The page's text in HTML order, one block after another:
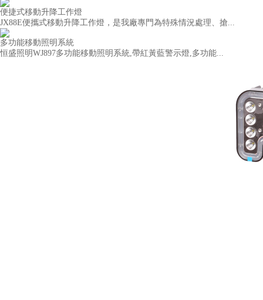
便捷式移動升降工作燈
JX88E便攜式移動升降工作燈，是我廠專門為特殊情況處理、搶...
多功能移動照明系統
恒盛照明WJ897多功能移動照明系統,帶紅黃藍警示燈,多功能...